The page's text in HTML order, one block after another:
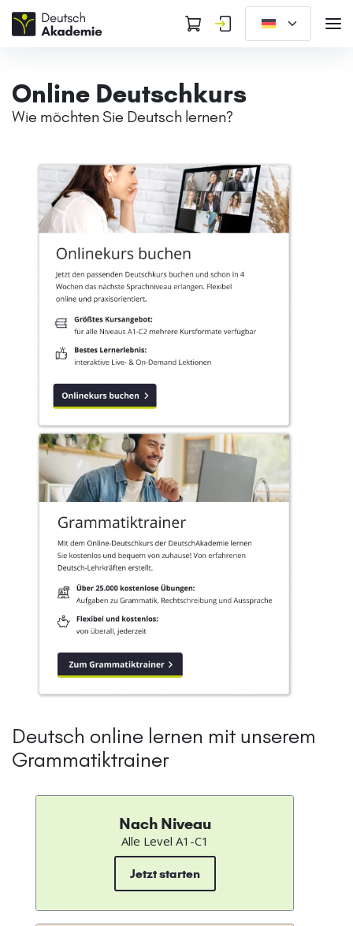
Online Deutschkurs
Wie möchten Sie Deutsch lernen?
Deutsch online lernen mit unserem
Grammatiktrainer
Nach Niveau
Alle Level A1-C1
Jetzt starten